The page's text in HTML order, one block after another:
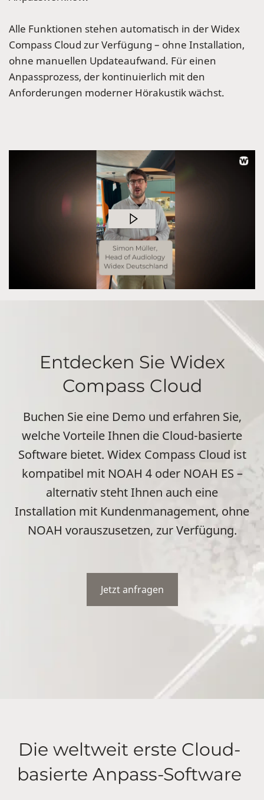
Alle Funktionen stehen automatisch in der Widex
Compass Cloud zur Verfügung – ohne Installation,
ohne manuellen Updateaufwand. Für einen
Anpassprozess, der kontinuierlich mit den
Anforderungen moderner Hörakustik wächst.
Entdecken Sie Widex
Compass Cloud
Buchen Sie eine Demo und erfahren Sie,
welche Vorteile Ihnen die Cloud-basierte
Software bietet. Widex Compass Cloud ist
kompatibel mit NOAH 4 oder NOAH ES –
alternativ steht Ihnen auch eine
Installation mit Kundenmanagement, ohne
NOAH vorauszusetzen, zur Verfügung.
Jetzt anfragen
Die weltweit erste Cloud-
basierte Anpass-Software